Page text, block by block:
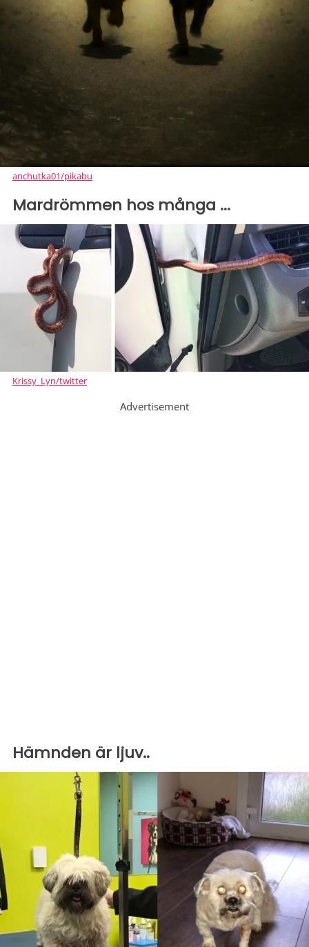
anchutka01/pikabu
Mardrömmen hos många ...
Krissy_Lyn/twitter
Advertisement
Hämnden är ljuv..